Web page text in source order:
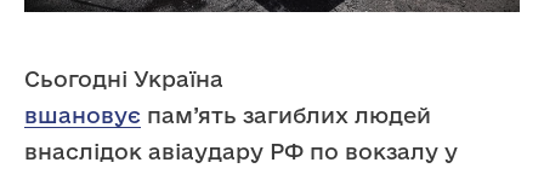
Сьогодні Україна
вшановує пам’ять загиблих людей
внаслідок авіаудару РФ по вокзалу у